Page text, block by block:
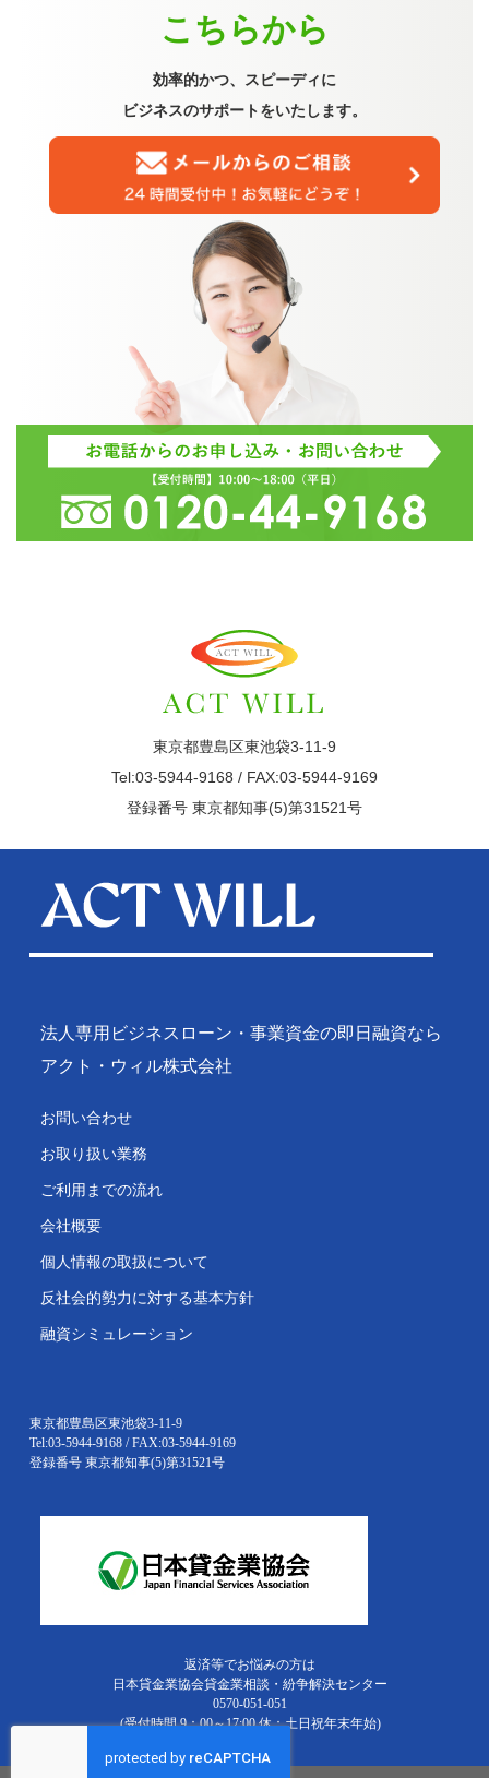
こちらから
効率的かつ、スピーディに
ビジネスのサポートをいたします。
東京都豊島区東池袋3-11-9
Tel:03-5944-9168 / FAX:03-5944-9169
登録番号 東京都知事(5)第31521号
法人専用ビジネスローン・事業資金の即日融資なら
アクト・ウィル株式会社
お問い合わせ
お取り扱い業務
ご利用までの流れ
会社概要
個人情報の取扱について
反社会的勢力に対する基本方針
融資シミュレーション
東京都豊島区東池袋3-11-9
Tel:03-5944-9168 / FAX:03-5944-9169
登録番号 東京都知事(5)第31521号
返済等でお悩みの方は
日本貸金業協会貸金業相談・紛争解決センター
0570-051-051
(受付時間 9：00～17:00 休：土日祝年末年始)